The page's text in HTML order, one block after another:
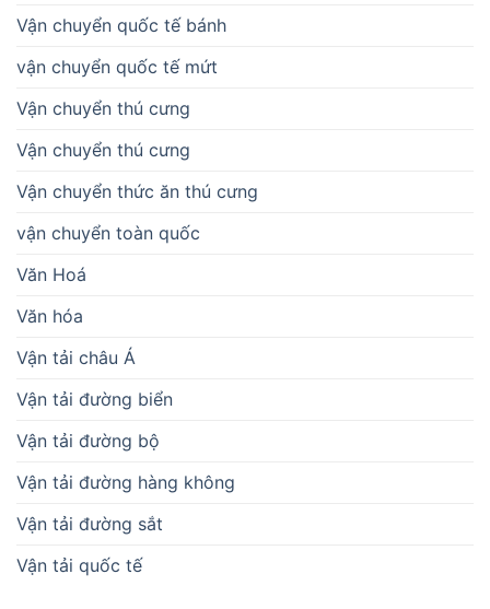
Vận chuyển quốc tế bánh
vận chuyển quốc tế mứt
Vận chuyển thú cưng
Vận chuyển thú cưng
Vận chuyển thức ăn thú cưng
vận chuyển toàn quốc
Văn Hoá
Văn hóa
Vận tải châu Á
Vận tải đường biển
Vận tải đường bộ
Vận tải đường hàng không
Vận tải đường sắt
Vận tải quốc tế